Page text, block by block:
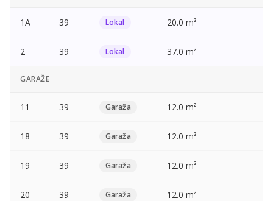
1A 39 Lokal 20.0 m²
2 39 Lokal 37.0 m²
GARAŽE
11 39 Garaža 12.0 m²
18 39 Garaža 12.0 m²
19 39 Garaža 12.0 m²
20 39 Garaža 12.0 m²